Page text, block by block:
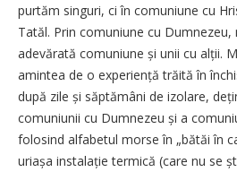
purtăm singuri, ci în comuniune cu
Tatăl. Prin comuniune cu
adevărată comuniune și unii cu alții.
amintea de o experiență trăită în
după zile și săptămâni de izolare,
comuniunii cu Dumnezeu și a
folosind alfabetul morse în „bătăi în
uriașa instalație termică (care nu se